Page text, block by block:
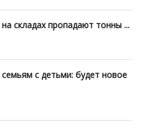
складах пропадают тонны ...
с детьми: будет новое